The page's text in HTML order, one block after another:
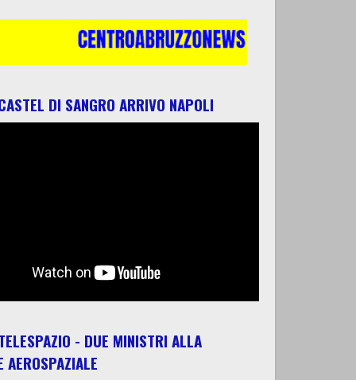
DI SANGRO ARRIVO NAPOLI
- DUE MINISTRI ALLA
AEROSPAZIALE